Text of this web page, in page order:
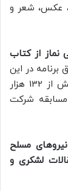
عکس، شعر و
نماز از کتاب
برنامه در این
رویداد کشوری خبر داد و افزود: در این مسابقه بیش از 132 هزار
مسابقه شرکت
نیروهای مسلح
لشکری و